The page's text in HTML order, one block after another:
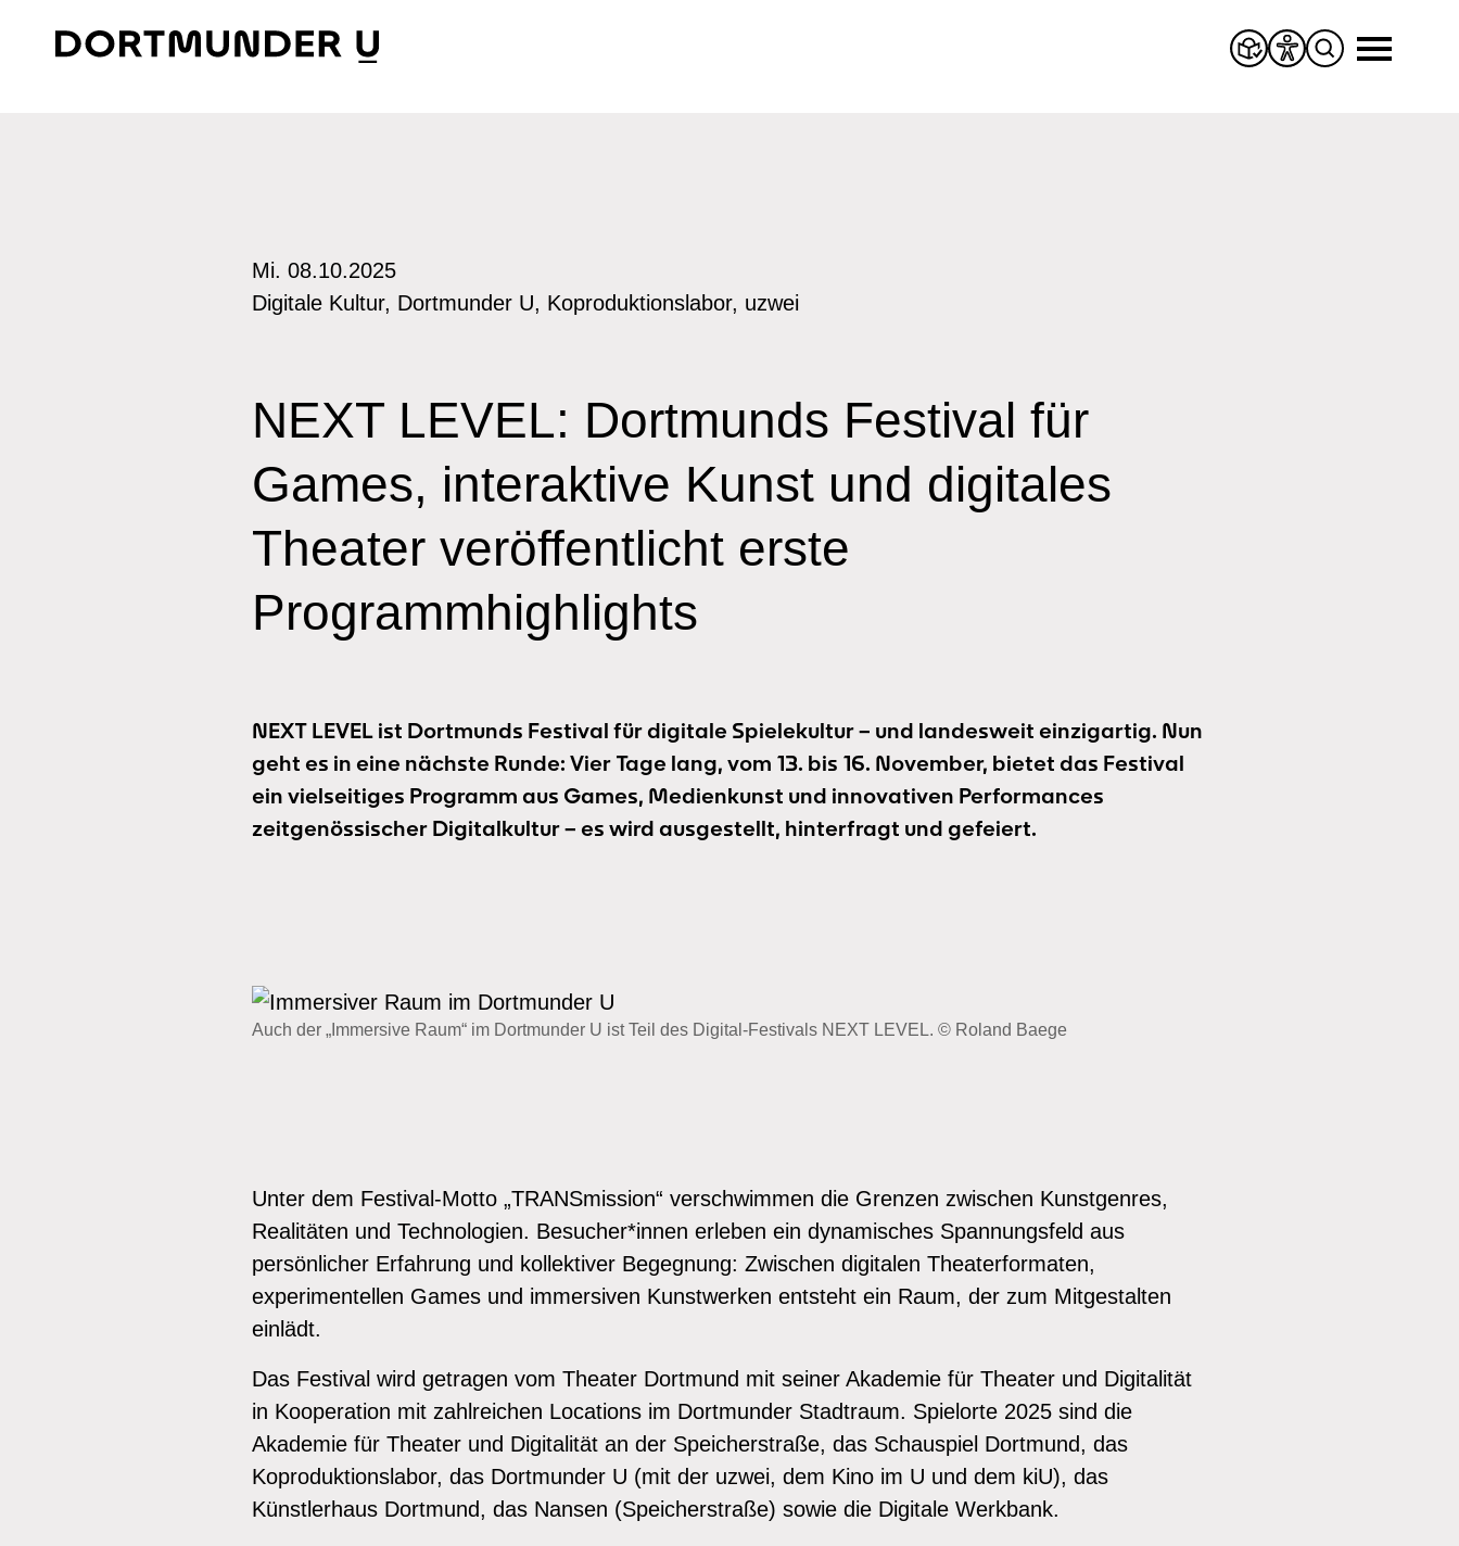
Mi. 08.10.2025
Digitale Kultur, Dortmunder U, Koproduktionslabor, uzwei
NEXT LEVEL: Dortmunds Festival für
Games, interaktive Kunst und digitales
Theater veröffentlicht erste
Programmhighlights
NEXT LEVEL ist Dortmunds Festival für digitale Spielekultur – und landesweit einzigartig. Nun
geht es in eine nächste Runde: Vier Tage lang, vom 13. bis 16. November, bietet das Festival
ein vielseitiges Programm aus Games, Medienkunst und innovativen Performances
zeitgenössischer Digitalkultur – es wird ausgestellt, hinterfragt und gefeiert.
Auch der „Immersive Raum“ im Dortmunder U ist Teil des Digital-Festivals NEXT LEVEL. © Roland Baege
Unter dem Festival-Motto „TRANSmission“ verschwimmen die Grenzen zwischen Kunstgenres,
Realitäten und Technologien. Besucher*innen erleben ein dynamisches Spannungsfeld aus
persönlicher Erfahrung und kollektiver Begegnung: Zwischen digitalen Theaterformaten,
experimentellen Games und immersiven Kunstwerken entsteht ein Raum, der zum Mitgestalten
einlädt.
Das Festival wird getragen vom Theater Dortmund mit seiner Akademie für Theater und Digitalität
in Kooperation mit zahlreichen Locations im Dortmunder Stadtraum. Spielorte 2025 sind die
Akademie für Theater und Digitalität an der Speicherstraße, das Schauspiel Dortmund, das
Koproduktionslabor, das Dortmunder U (mit der uzwei, dem Kino im U und dem kiU), das
Künstlerhaus Dortmund, das Nansen (Speicherstraße) sowie die Digitale Werkbank.